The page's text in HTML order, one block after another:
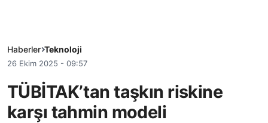
Haberler Teknoloji
26 Ekim 2025 - 09:57
TÜBİTAK’tan taşkın riskine
karşı tahmin modeli